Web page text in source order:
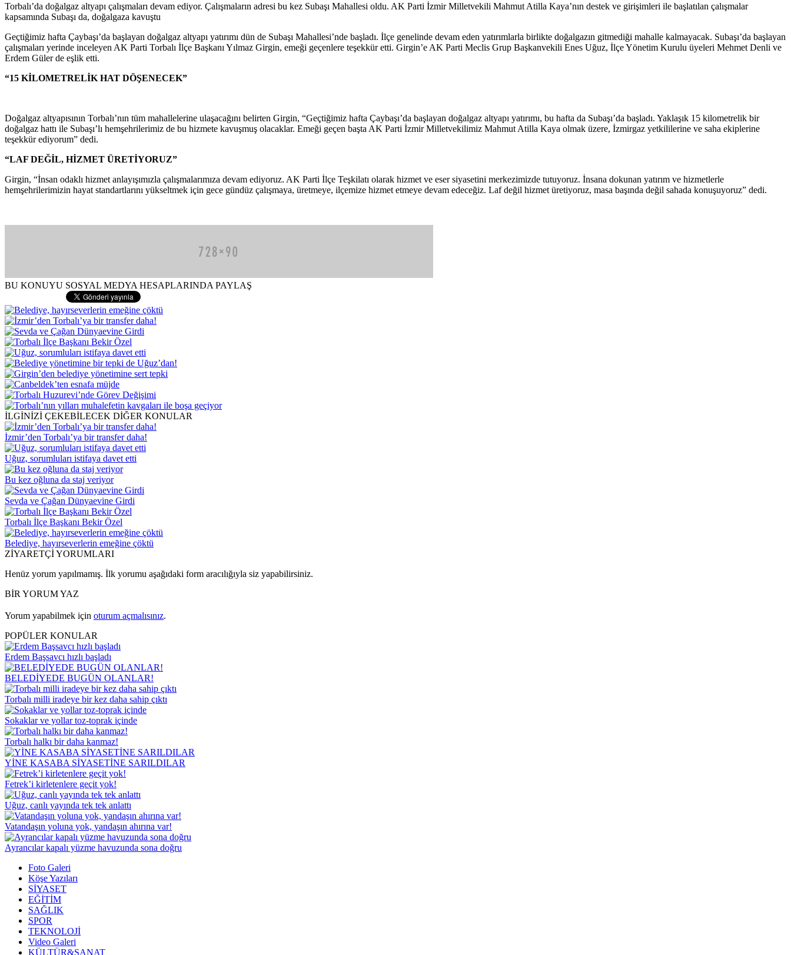
Torbalı’da doğalgaz altyapı çalışmaları devam ediyor. Çalışmaların adresi bu kez Subaşı Mahallesi oldu. AK Parti İzmir Milletvekili Mahmut Atilla Kaya’nın destek ve girişimleri ile başlatılan çalışmalar
kapsamında Subaşı da, doğalgaza kavuştu
Geçtiğimiz hafta Çaybaşı’da başlayan doğalgaz altyapı yatırımı dün de Subaşı Mahallesi’nde başladı. İlçe genelinde devam eden yatırımlarla birlikte doğalgazın gitmediği mahalle kalmayacak. Subaşı’da başlayan
çalışmaları yerinde inceleyen AK Parti Torbalı İlçe Başkanı Yılmaz Girgin, emeği geçenlere teşekkür etti. Girgin’e AK Parti Meclis Grup Başkanvekili Enes Uğuz, İlçe Yönetim Kurulu üyeleri Mehmet Denli ve
Erdem Güler de eşlik etti.
“15 KİLOMETRELİK HAT DÖŞENECEK”
Doğalgaz altyapısının Torbalı’nın tüm mahallelerine ulaşacağını belirten Girgin, “Geçtiğimiz hafta Çaybaşı’da başlayan doğalgaz altyapı yatırımı, bu hafta da Subaşı’da başladı. Yaklaşık 15 kilometrelik bir
doğalgaz hattı ile Subaşı’lı hemşehrilerimiz de bu hizmete kavuşmuş olacaklar. Emeği geçen başta AK Parti İzmir Milletvekilimiz Mahmut Atilla Kaya olmak üzere, İzmirgaz yetkililerine ve saha ekiplerine
teşekkür ediyorum” dedi.
“LAF DEĞİL, HİZMET ÜRETİYORUZ”
Girgin, “İnsan odaklı hizmet anlayışımızla çalışmalarımıza devam ediyoruz. AK Parti İlçe Teşkilatı olarak hizmet ve eser siyasetini merkezimizde tutuyoruz. İnsana dokunan yatırım ve hizmetlerle
hemşehrilerimizin hayat standartlarını yükseltmek için gece gündüz çalışmaya, üretmeye, ilçemize hizmet etmeye devam edeceğiz. Laf değil hizmet üretiyoruz, masa başında değil sahada konuşuyoruz” dedi.
BU KONUYU SOSYAL MEDYA HESAPLARINDA PAYLAŞ
İLGİNİZİ ÇEKEBİLECEK DİĞER KONULAR
İzmir’den Torbalı’ya bir transfer daha!
Uğuz, sorumluları istifaya davet etti
Bu kez oğluna da staj veriyor
Sevda ve Çağan Dünyaevine Girdi
Torbalı İlçe Başkanı Bekir Özel
Belediye, hayırseverlerin emeğine çöktü
ZİYARETÇİ YORUMLARI
Henüz yorum yapılmamış. İlk yorumu aşağıdaki form aracılığıyla siz yapabilirsiniz.
BİR YORUM YAZ
Yorum yapabilmek için oturum açmalısınız.
POPÜLER KONULAR
Erdem Başsavcı hızlı başladı
BELEDİYEDE BUGÜN OLANLAR!
Torbalı milli iradeye bir kez daha sahip çıktı
Sokaklar ve yollar toz-toprak içinde
Torbalı halkı bir daha kanmaz!
YİNE KASABA SİYASETİNE SARILDILAR
Fetrek’i kirletenlere geçit yok!
Uğuz, canlı yayında tek tek anlattı
Vatandaşın yoluna yok, yandaşın ahırına var!
Ayrancılar kapalı yüzme havuzunda sona doğru
Foto Galeri
Köşe Yazıları
SİYASET
EĞİTİM
SAĞLIK
SPOR
TEKNOLOJİ
Video Galeri
KÜLTÜR&SANAT